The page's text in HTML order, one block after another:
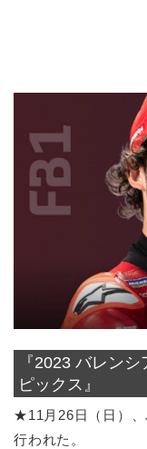
『2023 バレン
ピックス』
★11月26日（日）
行われた。